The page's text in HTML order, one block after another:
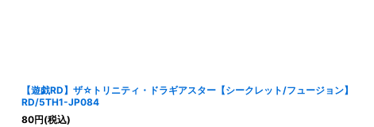
【遊戯RD】ザ☆トリニティ・ドラギアスター【シークレット/フュージョン】
RD/5TH1-JP084
80円(税込)